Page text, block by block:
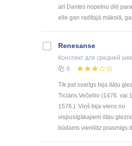
arī Dantes nopelnu dēļ
elle gan radītajā mākslā,
Renesanse
Конспект для средней
8
Tik pat svarīgs bija itāļu
Ticiāns Večellio (1476. vai
1576.). Viņš bija viens no
vispusīgākajiem itāļu
būdams vienlīdz prasmīgs